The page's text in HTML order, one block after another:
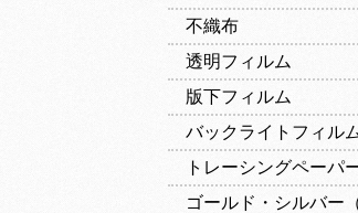
不織布
透明フィルム
版下フィルム
バックライトフィル
トレーシングペーパ
ゴールド・シルバー